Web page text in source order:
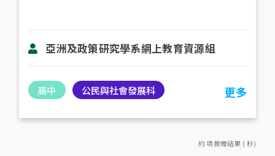
亞洲及政策研究學系網上教育資源組
高中 公民與社會發展科 更多
約 項搜尋結果 ( 秒)